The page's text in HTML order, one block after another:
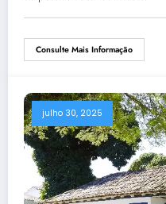
Consulte Mais Informação
julho 30, 2025